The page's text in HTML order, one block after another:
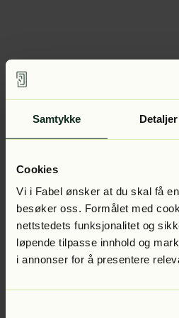
Samtykke Detaljer
Cookies
Vi i Fabel ønsker at du skal få
besøker oss. Formålet med
nettstedets funksjonalitet og
løpende tilpasse innhold og
i annonser for å presentere